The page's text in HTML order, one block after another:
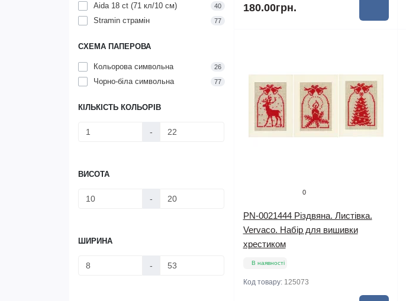
Aida 18 ct (71 кл/10 см) 40
Stramin страмін 77
СХЕМА ПАПЕРОВА
Кольорова символьна 26
Чорно-біла символьна 77
КІЛЬКІСТЬ КОЛЬОРІВ
-
ВИСОТА
-
ШИРИНА
-
180.00грн.
0
PN-0021444 Різдвяна. Листівка.
Vervaco. Набір для вишивки
хрестиком
В наявності
Код товару: 125073